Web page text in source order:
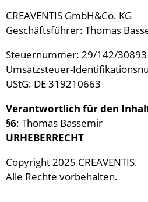
CREAVENTIS GmbH&Co. KG
Geschäftsführer: Thomas
Steuernummer: 29/142/30893
Umsatzsteuer-
UStG: DE 319210663
Verantwortlich für den
§6: Thomas Bassemir
URHEBERRECHT
Copyright 2025 CREAVENTIS.
Alle Rechte vorbehalten.